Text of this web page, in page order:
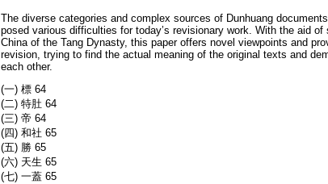
The diverse categories and complex sources of Dunhuang
posed various difficulties for today’s revisionary work. With the aid
China of the Tang Dynasty, this paper offers novel viewpoints and
revision, trying to find the actual meaning of the original texts and
each other.
(一) 標 64
(二) 特肚 64
(三) 帝 64
(四) 和社 65
(五) 勝 65
(六) 天生 65
(七) 一蓋 65